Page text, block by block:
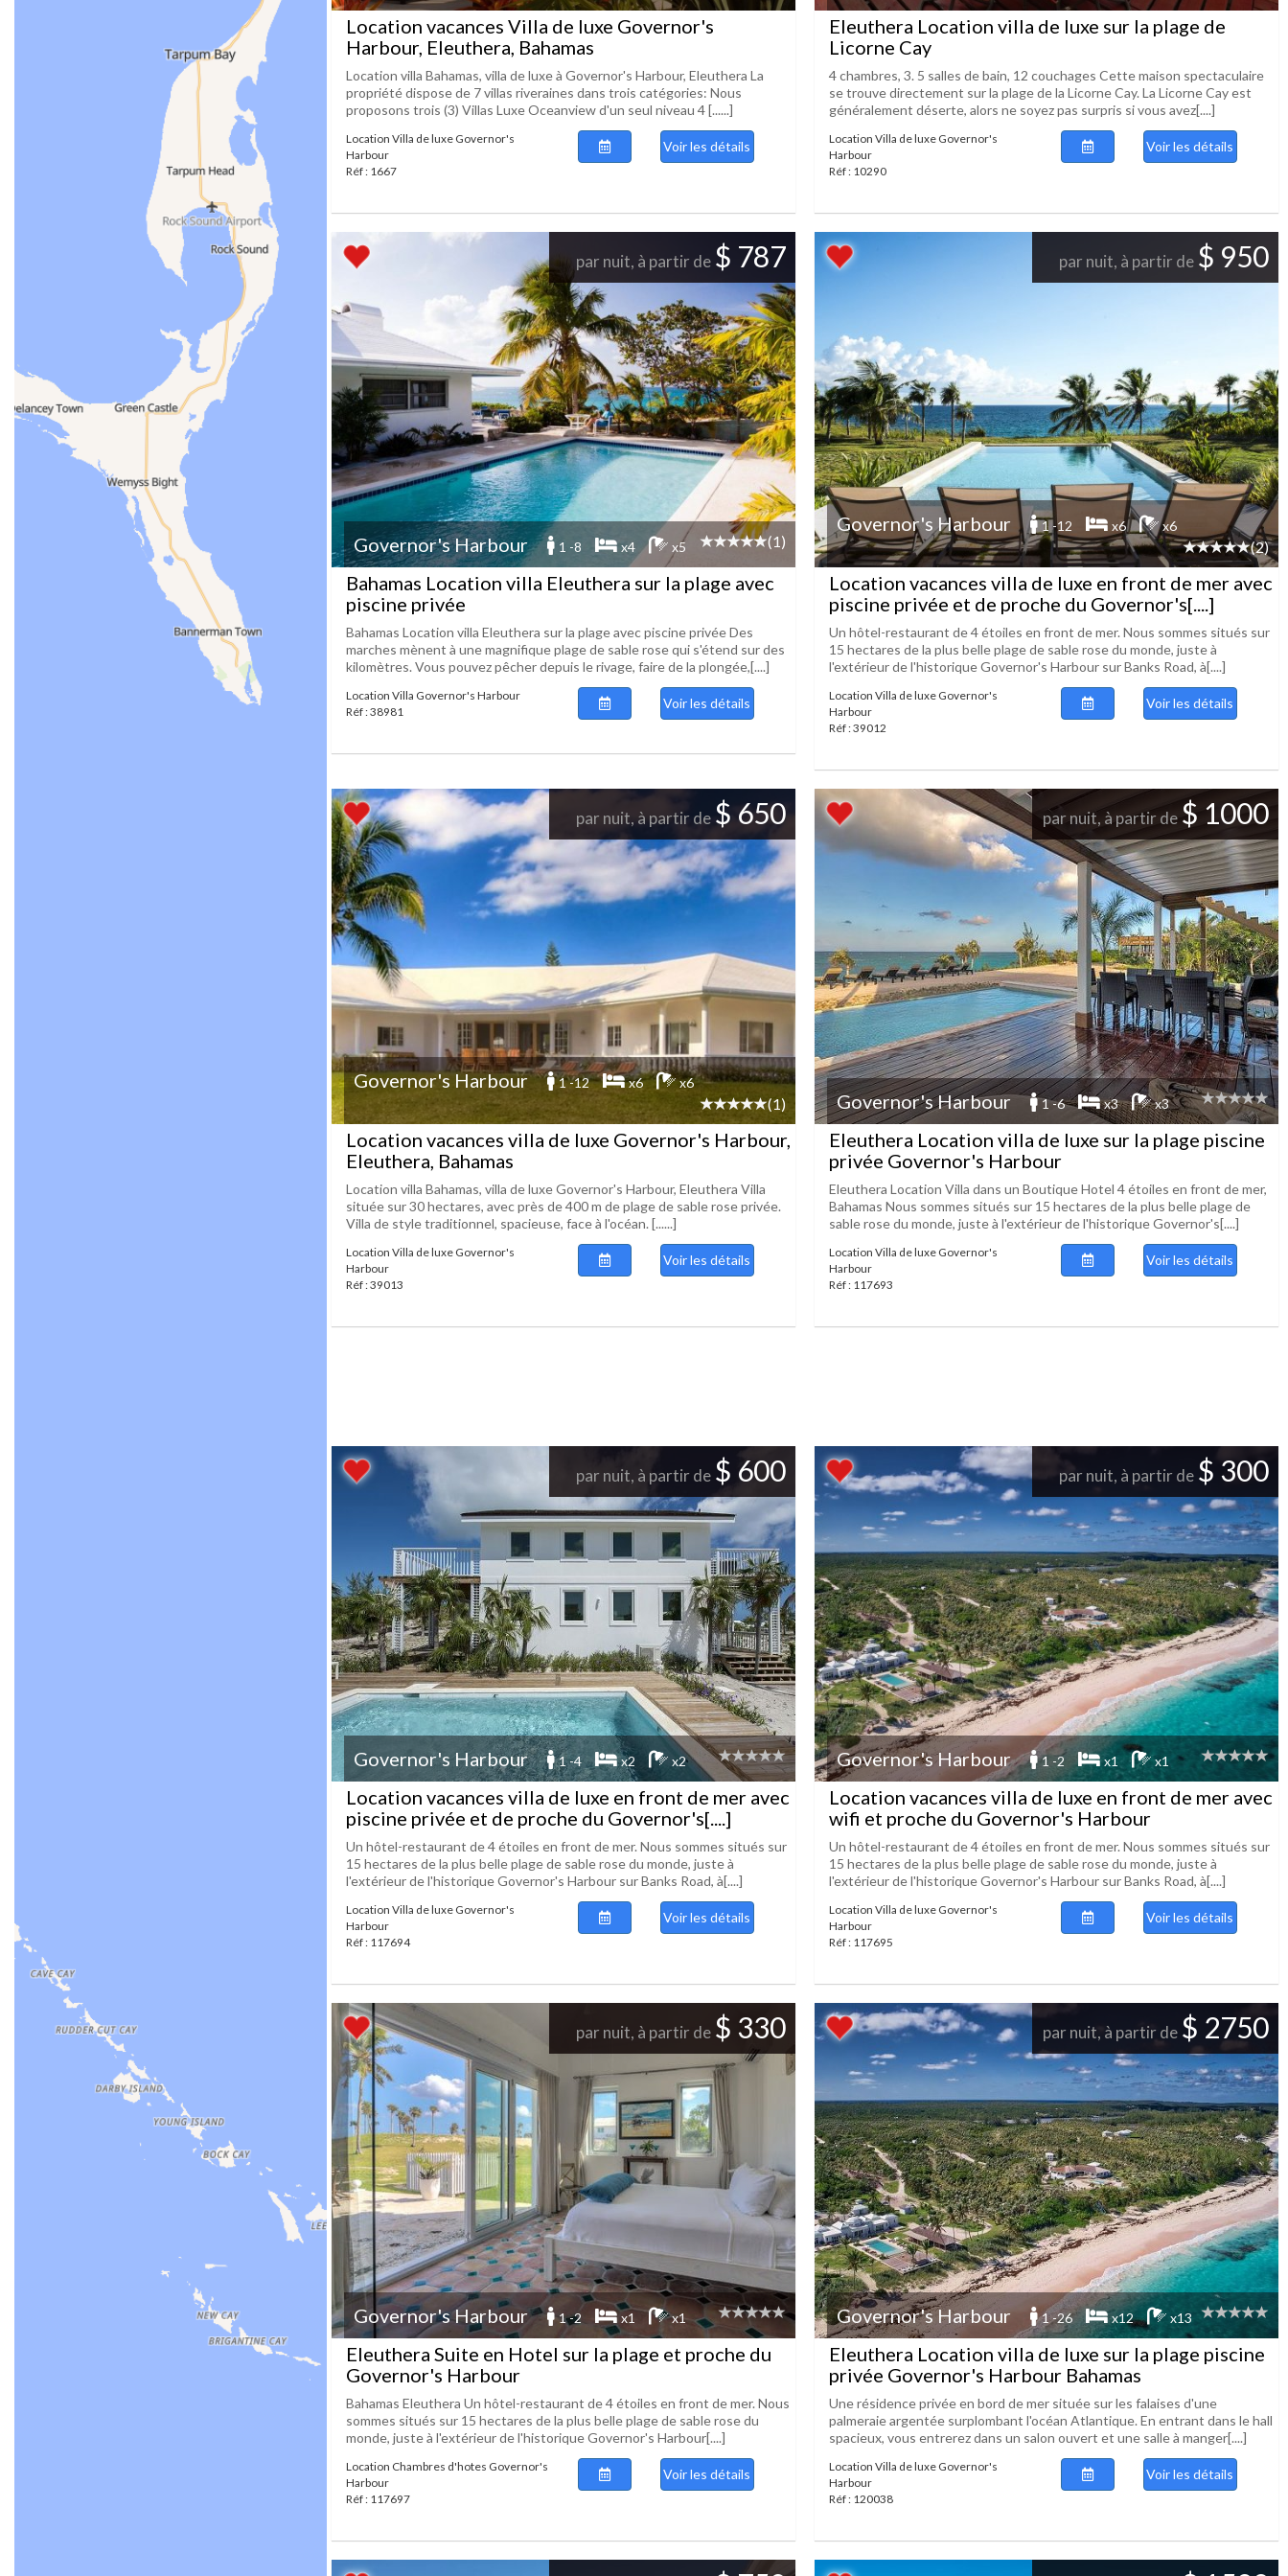
Location vacances Villa de luxe Governor's
Harbour, Eleuthera, Bahamas
Location villa Bahamas, villa de luxe à Governor's Harbour, Eleuthera La
propriété dispose de 7 villas riveraines dans trois catégories: Nous
proposons trois (3) Villas Luxe Oceanview d'un seul niveau 4 [......]
Location Villa de luxe Governor's
Harbour
Réf : 1667
Voir les détails
Eleuthera Location villa de luxe sur la plage de
Licorne Cay
4 chambres, 3. 5 salles de bain, 12 couchages Cette maison spectaculaire
se trouve directement sur la plage de la Licorne Cay. La Licorne Cay est
généralement déserte, alors ne soyez pas surpris si vous avez[....]
Location Villa de luxe Governor's
Harbour
Réf : 10290
Voir les détails
par nuit, à partir de $ 787
Governor's Harbour 1 -8 x4 x5 (1)
Bahamas Location villa Eleuthera sur la plage avec
piscine privée
Bahamas Location villa Eleuthera sur la plage avec piscine privée Des
marches mènent à une magnifique plage de sable rose qui s'étend sur des
kilomètres. Vous pouvez pêcher depuis le rivage, faire de la plongée,[....]
Location Villa Governor's Harbour
Réf : 38981
Voir les détails
par nuit, à partir de $ 950
Governor's Harbour 1 -12 x6 x6
(2)
Location vacances villa de luxe en front de mer avec
piscine privée et de proche du Governor's[....]
Un hôtel-restaurant de 4 étoiles en front de mer. Nous sommes situés sur
15 hectares de la plus belle plage de sable rose du monde, juste à
l'extérieur de l'historique Governor's Harbour sur Banks Road, à[....]
Location Villa de luxe Governor's
Harbour
Réf : 39012
Voir les détails
par nuit, à partir de $ 650
Governor's Harbour 1 -12 x6 x6
(1)
Location vacances villa de luxe Governor's Harbour,
Eleuthera, Bahamas
Location villa Bahamas, villa de luxe Governor's Harbour, Eleuthera Villa
située sur 30 hectares, avec près de 400 m de plage de sable rose privée.
Villa de style traditionnel, spacieuse, face à l'océan. [......]
Location Villa de luxe Governor's
Harbour
Réf : 39013
Voir les détails
par nuit, à partir de $ 1000
Governor's Harbour 1 -6 x3 x3
Eleuthera Location villa de luxe sur la plage piscine
privée Governor's Harbour
Eleuthera Location Villa dans un Boutique Hotel 4 étoiles en front de mer,
Bahamas Nous sommes situés sur 15 hectares de la plus belle plage de
sable rose du monde, juste à l'extérieur de l'historique Governor's[....]
Location Villa de luxe Governor's
Harbour
Réf : 117693
Voir les détails
par nuit, à partir de $ 600
Governor's Harbour 1 -4 x2 x2
Location vacances villa de luxe en front de mer avec
piscine privée et de proche du Governor's[....]
Un hôtel-restaurant de 4 étoiles en front de mer. Nous sommes situés sur
15 hectares de la plus belle plage de sable rose du monde, juste à
l'extérieur de l'historique Governor's Harbour sur Banks Road, à[....]
Location Villa de luxe Governor's
Harbour
Réf : 117694
Voir les détails
par nuit, à partir de $ 300
Governor's Harbour 1 -2 x1 x1
Location vacances villa de luxe en front de mer avec
wifi et proche du Governor's Harbour
Un hôtel-restaurant de 4 étoiles en front de mer. Nous sommes situés sur
15 hectares de la plus belle plage de sable rose du monde, juste à
l'extérieur de l'historique Governor's Harbour sur Banks Road, à[....]
Location Villa de luxe Governor's
Harbour
Réf : 117695
Voir les détails
par nuit, à partir de $ 330
Governor's Harbour 1 -2 x1 x1
Eleuthera Suite en Hotel sur la plage et proche du
Governor's Harbour
Bahamas Eleuthera Un hôtel-restaurant de 4 étoiles en front de mer. Nous
sommes situés sur 15 hectares de la plus belle plage de sable rose du
monde, juste à l'extérieur de l'historique Governor's Harbour[....]
Location Chambres d'hotes Governor's
Harbour
Réf : 117697
Voir les détails
par nuit, à partir de $ 2750
Governor's Harbour 1 -26 x12 x13
Eleuthera Location villa de luxe sur la plage piscine
privée Governor's Harbour Bahamas
Une résidence privée en bord de mer située sur les falaises d'une
palmeraie argentée surplombant l'océan Atlantique. En entrant dans le hall
spacieux, vous entrerez dans un salon ouvert et une salle à manger[....]
Location Villa de luxe Governor's
Harbour
Réf : 120038
Voir les détails